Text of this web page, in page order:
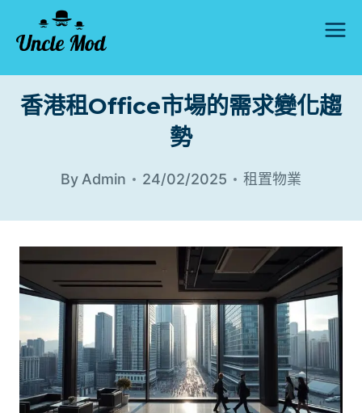
content
香港租Office市場的需求變化趨
勢
By Admin 24/02/2025 租置物業